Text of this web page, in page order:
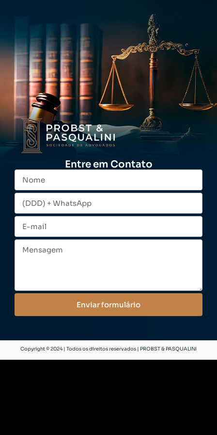
Entre em Contato
Enviar formulário
Copyright © 2024 | Todos os direitos reservados | PROBST & PASQUALINI